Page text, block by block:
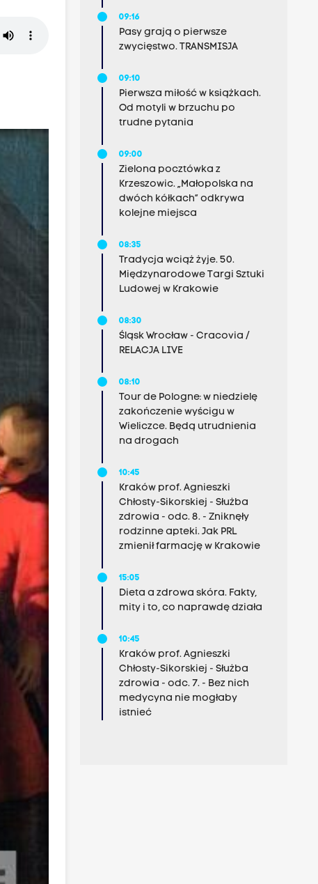
09:16
Pasy grają o pierwsze
zwycięstwo. TRANSMISJA
09:10
Pierwsza miłość w książkach.
Od motyli w brzuchu po
trudne pytania
09:00
Zielona pocztówka z
Krzeszowic. „Małopolska na
dwóch kółkach” odkrywa
kolejne miejsca
08:35
Tradycja wciąż żyje. 50.
Międzynarodowe Targi Sztuki
Ludowej w Krakowie
08:30
Śląsk Wrocław - Cracovia /
RELACJA LIVE
08:10
Tour de Pologne: w niedzielę
zakończenie wyścigu w
Wieliczce. Będą utrudnienia
na drogach
10:45
Kraków prof. Agnieszki
Chłosty-Sikorskiej - Służba
zdrowia - odc. 8. - Zniknęły
rodzinne apteki. Jak PRL
zmienił farmację w Krakowie
15:05
Dieta a zdrowa skóra. Fakty,
mity i to, co naprawdę działa
10:45
Kraków prof. Agnieszki
Chłosty-Sikorskiej - Służba
zdrowia - odc. 7. - Bez nich
medycyna nie mogłaby
istnieć